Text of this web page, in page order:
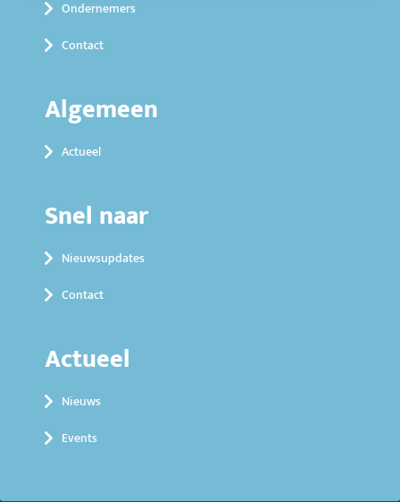
Ondernemers
Contact
Algemeen
Actueel
Snel naar
Nieuwsupdates
Contact
Actueel
Nieuws
Events